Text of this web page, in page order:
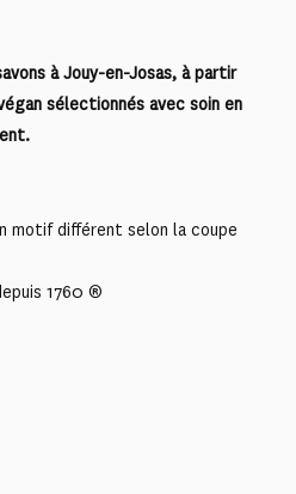
à Jouy-en-Josas, à partir
sélectionnés avec soin en
motif différent selon la coupe
1760 ®